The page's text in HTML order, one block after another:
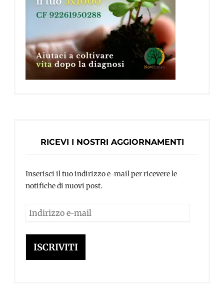
RICEVI I NOSTRI AGGIORNAMENTI
Inserisci il tuo indirizzo e-mail per ricevere le
notifiche di nuovi post.
Indirizzo
mail
ISCRIVITI